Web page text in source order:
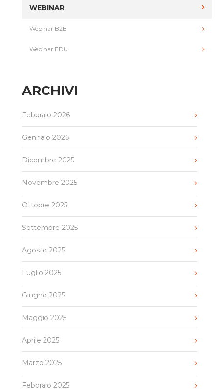
WEBINAR
Webinar B2B
Webinar EDU
ARCHIVI
Febbraio 2026
Gennaio 2026
Dicembre 2025
Novembre 2025
Ottobre 2025
Settembre 2025
Agosto 2025
Luglio 2025
Giugno 2025
Maggio 2025
Aprile 2025
Marzo 2025
Febbraio 2025